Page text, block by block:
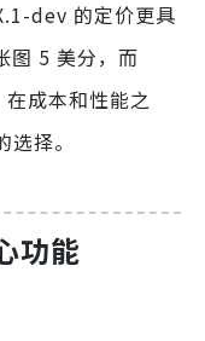
dev 的定价更具
图 5 美分，而
成本和性能之
择。
功能